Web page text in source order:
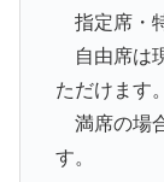
指定席・
自由席は
ただけます。
満席の場
す。